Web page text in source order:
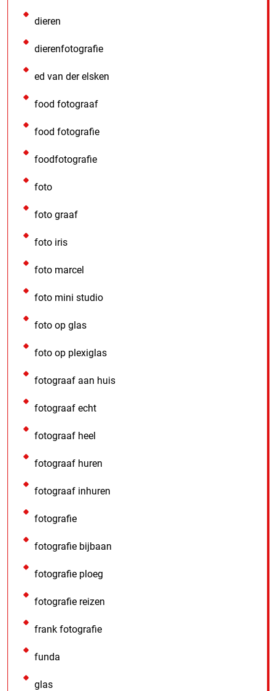
dieren
dierenfotografie
ed van der elsken
food fotograaf
food fotografie
foodfotografie
foto
foto graaf
foto iris
foto marcel
foto mini studio
foto op glas
foto op plexiglas
fotograaf aan huis
fotograaf echt
fotograaf heel
fotograaf huren
fotograaf inhuren
fotografie
fotografie bijbaan
fotografie ploeg
fotografie reizen
frank fotografie
funda
glas